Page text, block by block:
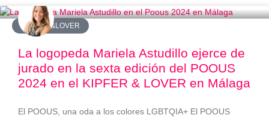
#KIPFER&LOVER
La logopeda Mariela Astudillo ejerce de
jurado en la sexta edición del POOUS
2024 en el KIPFER & LOVER en Málaga
El POOUS, una oda a los colores LGBTQIA+ El POOUS